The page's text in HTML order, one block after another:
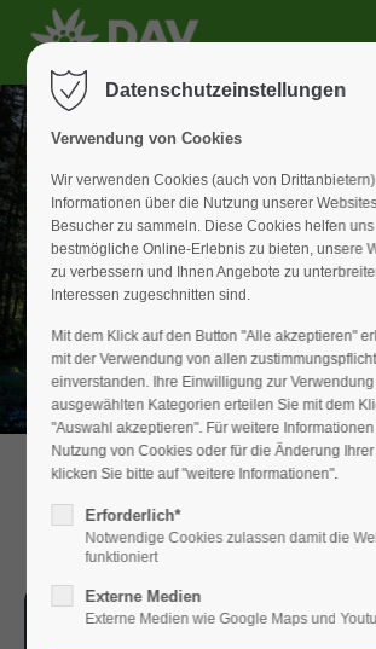
Der Eintrag "offcanvas-col2" existiert leider
Der Eintrag "offcanvas-col3" existiert leider
Der Eintrag "offcanvas-col4" existiert leider
der Natur
den Menschen
Herzlich willkommen
Weißenburg!
Datenschutzeinstellungen
Verwendung von Cookies
Wir verwenden Cookies (auch von
Informationen über die Nutzung unserer
Besucher zu sammeln. Diese Cookies helfen
bestmögliche Online-Erlebnis zu bieten, unsere
zu verbessern und Ihnen Angebote zu
Interessen zugeschnitten sind.
Mit dem Klick auf den Button "Alle akzeptieren"
mit der Verwendung von allen
einverstanden. Ihre Einwilligung zur
ausgewählten Kategorien erteilen Sie mit dem
"Auswahl akzeptieren". Für weitere
Nutzung von Cookies oder für die Änderung
klicken Sie bitte auf "weitere Informationen".
Erforderlich*
Notwendige Cookies zulassen damit die
funktioniert
Externe Medien
Externe Medien wie Google Maps und